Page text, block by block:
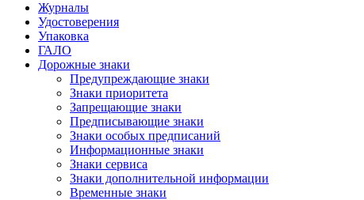
Журналы
Удостоверения
Упаковка
ГАЛО
Дорожные знаки
Предупреждающие знаки
Знаки приоритета
Запрещающие знаки
Предписывающие знаки
Знаки особых предписаний
Информационные знаки
Знаки сервиса
Знаки дополнительной информации
Временные знаки